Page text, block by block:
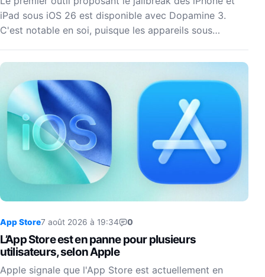
iPad sous iOS 26 est disponible avec Dopamine 3.
C'est notable en soi, puisque les appareils sous…
App Store7 août 2026 à 19:34 0
L’App Store est en panne pour plusieurs
utilisateurs, selon Apple
Apple signale que l'App Store est actuellement en